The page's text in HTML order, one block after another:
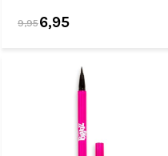
9,956,95